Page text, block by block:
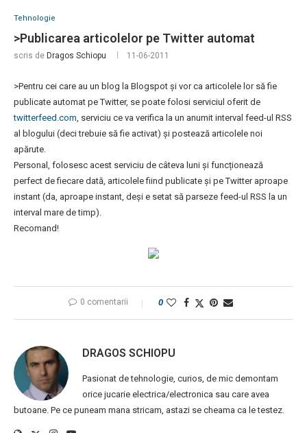
Tehnologie
>Publicarea articolelor pe Twitter automat
scris de Dragos Schiopu 11-06-2011
>Pentru cei care au un blog la Blogspot și vor ca articolele lor să fie
publicate automat pe Twitter, se poate folosi serviciul oferit de
twitterfeed.com, serviciu ce va verifica la un anumit interval feed-ul RSS
al blogului (deci trebuie să fie activat) și postează articolele noi
apărute.
Personal, folosesc acest serviciu de câteva luni și funcționează
perfect de fiecare dată, articolele fiind publicate și pe Twitter aproape
instant (da, aproape instant, deși e setat să parseze feed-ul RSS la un
interval mare de timp).
Recomand!
0 comentarii 0
DRAGOS SCHIOPU
Pasionat de tehnologie, curios, de mic demontam
orice jucarie electrica/electronica sau care avea
butoane. Pe ce puneam mana stricam, astazi se cheama ca le testez.